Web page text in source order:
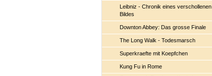
Leibniz - Chronik eines verschollenen
Bildes
Downton Abbey: Das grosse Finale
The Long Walk - Todesmarsch
Superkraefte mit Koepfchen
Kung Fu in Rome